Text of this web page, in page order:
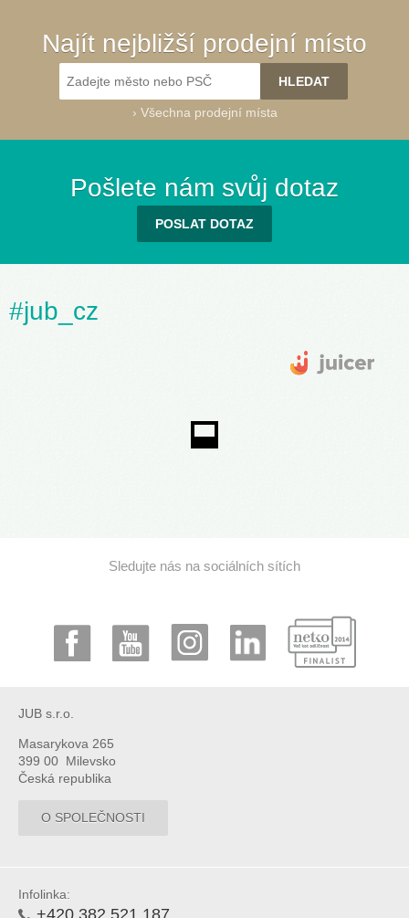
Najít nejbližší prodejní místo
› Všechna prodejní místa
Pošlete nám svůj dotaz
POSLAT DOTAZ
#jub_cz
Sledujte nás na sociálních sítích
JUB s.r.o.
Masarykova 265
399 00 Milevsko
Česká republika
O SPOLEČNOSTI
Infolinka: